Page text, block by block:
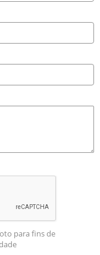
para fins de